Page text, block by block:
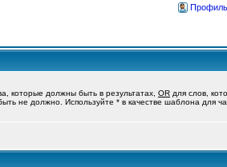
Профиль
которые должны быть в результатах, OR для слов,
не должно. Используйте * в качестве шаблона для